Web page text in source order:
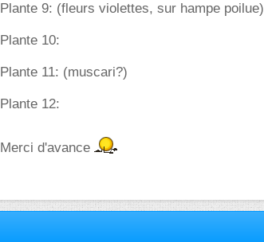
Plante 9: (fleurs violettes, sur hampe poilue)
Plante 10:
Plante 11: (muscari?)
Plante 12:
Merci d'avance